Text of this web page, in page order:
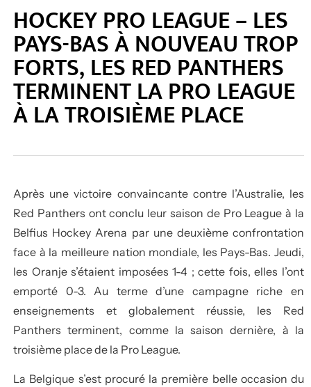
HOCKEY PRO LEAGUE – LES
PAYS-BAS À NOUVEAU TROP
FORTS, LES RED PANTHERS
TERMINENT LA PRO LEAGUE
À LA TROISIÈME PLACE
Après une victoire convaincante contre l’Australie, les
Red Panthers ont conclu leur saison de Pro League à la
Belfius Hockey Arena par une deuxième confrontation
face à la meilleure nation mondiale, les Pays-Bas. Jeudi,
les Oranje s’étaient imposées 1-4 ; cette fois, elles l’ont
emporté 0-3. Au terme d’une campagne riche en
enseignements et globalement réussie, les Red
Panthers terminent, comme la saison dernière, à la
troisième place de la Pro League.
La Belgique s’est procuré la première belle occasion du